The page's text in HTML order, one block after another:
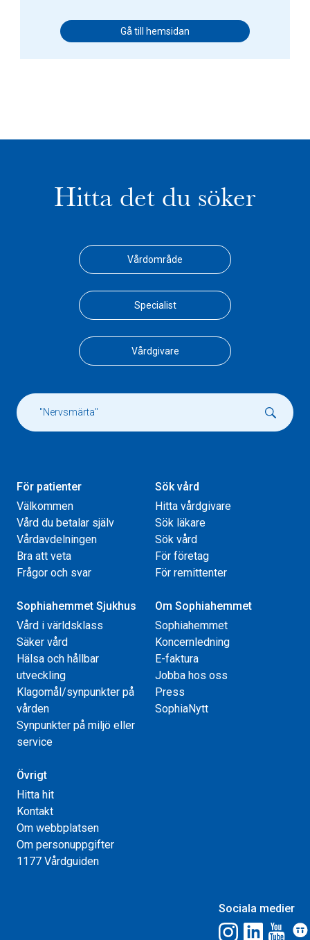
Gå till hemsidan
Hitta det du söker
Vårdområde
Specialist
Vårdgivare
För patienter
Välkommen
Vård du betalar själv
Vårdavdelningen
Bra att veta
Frågor och svar
Sök vård
Hitta vårdgivare
Sök läkare
Sök vård
För företag
För remittenter
Sophiahemmet Sjukhus
Vård i världsklass
Säker vård
Hälsa och hållbar
utveckling
Klagomål/synpunkter på
vården
Synpunkter på miljö eller
service
Om Sophiahemmet
Sophiahemmet
Koncernledning
E-faktura
Jobba hos oss
Press
SophiaNytt
Övrigt
Hitta hit
Kontakt
Om webbplatsen
Om personuppgifter
1177 Vårdguiden
Sociala medier